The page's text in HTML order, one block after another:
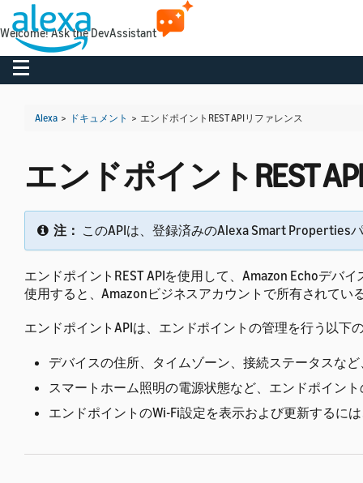
Toggle navigation
Alexa > ドキュメント > エンドポイントREST APIリファレンス
エンドポイントREST
注： このAPIは、登録済みのAlexa Smart Properties
エンドポイントREST APIを使用して、Amazon Echoデバ
使用すると、Amazonビジネスアカウントで所有されて
エンドポイントAPIは、エンドポイントの管理を行う以下
デバイスの住所、タイムゾーン、接続ステータスな
スマートホーム照明の電源状態など、エンドポイン
エンドポイントのWi-Fi設定を表示および更新するに
Welcome! Ask the DevAssistant